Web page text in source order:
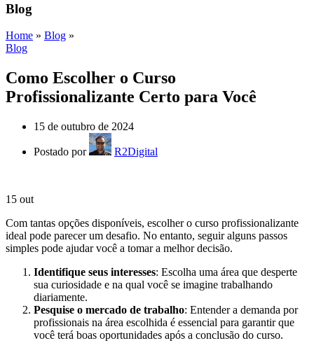
Blog
Home » Blog »
Blog
Como Escolher o Curso
Profissionalizante Certo para Você
15 de outubro de 2024
Postado por R2Digital
15 out
Com tantas opções disponíveis, escolher o curso profissionalizante
ideal pode parecer um desafio. No entanto, seguir alguns passos
simples pode ajudar você a tomar a melhor decisão.
Identifique seus interesses: Escolha uma área que desperte
sua curiosidade e na qual você se imagine trabalhando
diariamente.
Pesquise o mercado de trabalho: Entender a demanda por
profissionais na área escolhida é essencial para garantir que
você terá boas oportunidades após a conclusão do curso.